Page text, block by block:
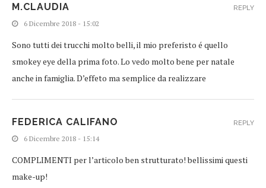
M.CLAUDIA
6 Dicembre 2018 - 15:02
Sono tutti dei trucchi molto belli, il mio preferisto é quello
smokey eye della prima foto. Lo vedo molto bene per natale
anche in famiglia. D’effeto ma semplice da realizzare
REPLY
FEDERICA CALIFANO
6 Dicembre 2018 - 15:14
COMPLIMENTI per l’articolo ben strutturato! bellissimi questi
make-up!
REPLY